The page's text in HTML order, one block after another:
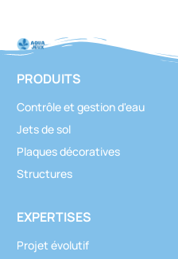
PRODUITS
Contrôle et gestion d'eau
Jets de sol
Plaques décoratives
Structures
EXPERTISES
Projet évolutif